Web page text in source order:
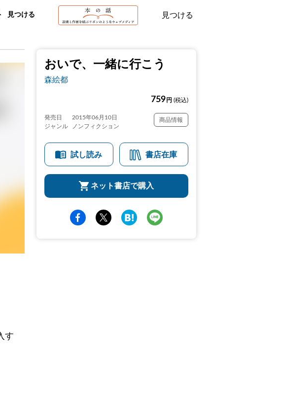
見つける 見つける
おいで、一緒に行こう
森絵都
759 円 (税込)
発売日
2015年06月10日
ジャンル
ノンフィクション
商品情報
試し読み 書店在庫
ネット書店で購入
す